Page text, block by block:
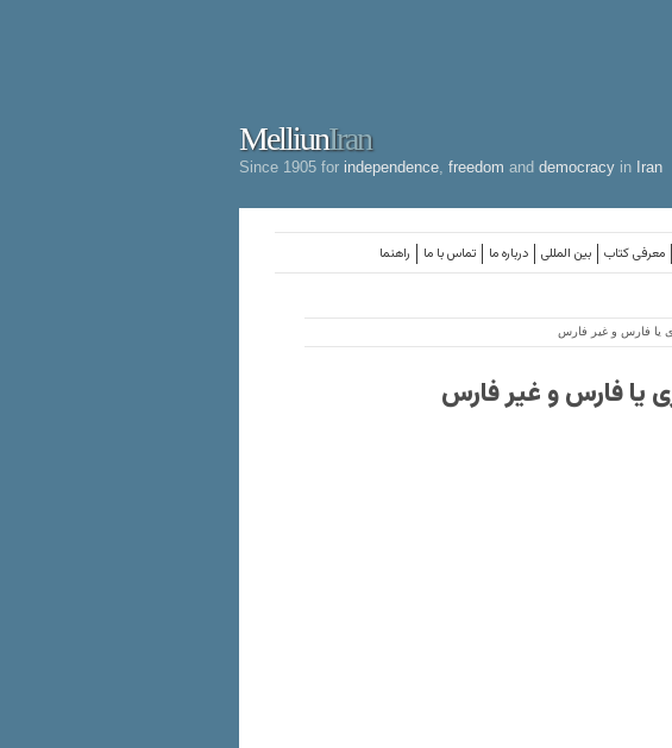
MelliunIran
Since 1905 for independence freedom and democracy in Iran
راهنما تماس با ما درباره ما بین المللی معرفی کتاب
یا فارس و غیر فارس
یا فارس و غیر فارس